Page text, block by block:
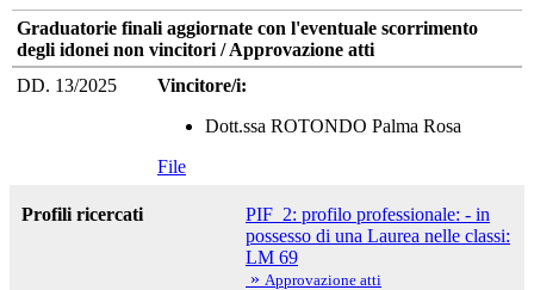
Graduatorie finali aggiornate con l'eventuale scorrimento
degli idonei non vincitori / Approvazione atti
DD. 13/2025
Vincitore/i:
Dott.ssa ROTONDO Palma Rosa
File
Profili ricercati
PIF_2: profilo professionale: - in
possesso di una Laurea nelle classi:
LM 69
» Approvazione atti